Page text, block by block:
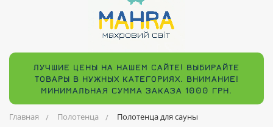
ЛУЧШИЕ ЦЕНЫ НА НАШЕМ САЙТЕ! ВЫБИРАЙТЕ
ТОВАРЫ В НУЖНЫХ КАТЕГОРИЯХ. ВНИМАНИЕ!
МИНИМАЛЬНАЯ СУММА ЗАКАЗА 1000 ГРН.
Главная Полотенца Полотенца для сауны